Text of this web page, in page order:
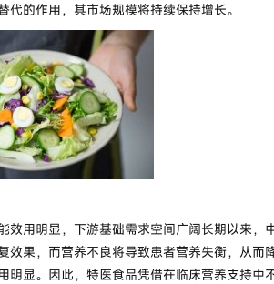
代的作用，其市场规模将持续保持增长。
用明显，下游基础需求空间广阔长期以来，
效果，而营养不良将导致患者营养失衡，从
明显。因此，特医食品凭借在临床营养支持中